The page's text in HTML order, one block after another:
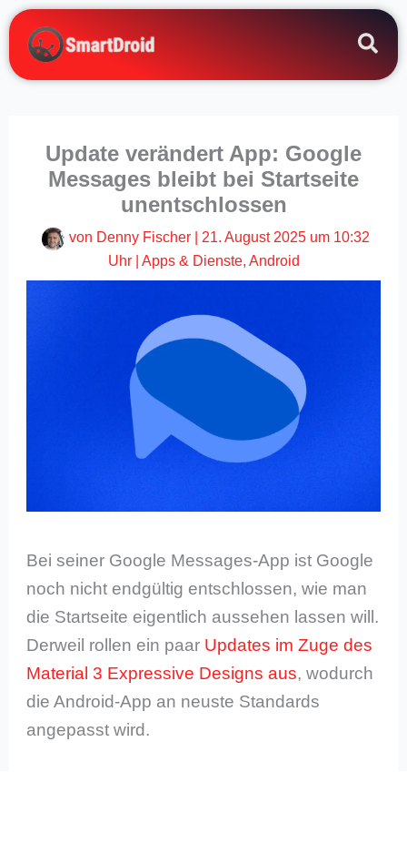
Zum
Inhalt
springen
Update verändert App: Google
Messages bleibt bei Startseite
unentschlossen
von Denny Fischer
21. August 2025 um 10:32
Uhr| Apps & Dienste, Android
Bei seiner Google Messages-App ist Google
noch nicht endgültig entschlossen, wie man
die Startseite eigentlich aussehen lassen will.
Derweil rollen ein paar Updates im Zuge des
Material 3 Expressive Designs aus, wodurch
die Android-App an neuste Standards
angepasst wird.